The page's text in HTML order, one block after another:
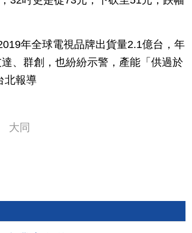
年全球電視品牌出貨量2.1億台，年
、群創，也紛紛示警，產能「供過於
北報導
大同